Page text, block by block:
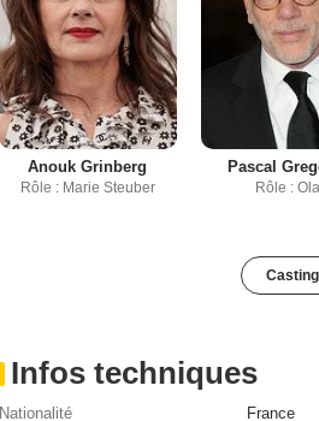
Anouk Grinberg
Rôle : Marie Steuber
Pascal
Rôle :
Infos techniques
Nationalité
France